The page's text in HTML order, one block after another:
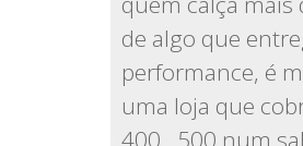
de algo que
performance, é
uma loja que
400...500 num